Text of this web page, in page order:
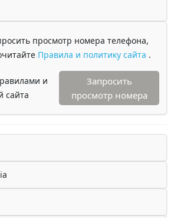
просмотр номера телефона,
Правила и политику сайта .
и
сайта
Запросить
просмотр номера